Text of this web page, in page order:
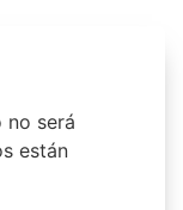
no será
están